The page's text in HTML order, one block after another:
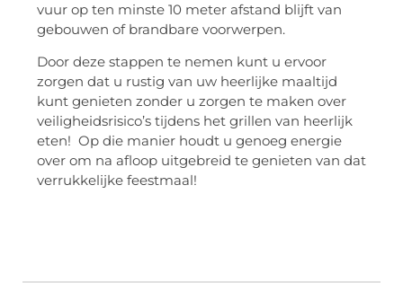
vuur op ten minste 10 meter afstand blijft van
gebouwen of brandbare voorwerpen.
Door deze stappen te nemen kunt u ervoor
zorgen dat u rustig van uw heerlijke maaltijd
kunt genieten zonder u zorgen te maken over
veiligheidsrisico’s tijdens het grillen van heerlijk
eten! Op die manier houdt u genoeg energie
over om na afloop uitgebreid te genieten van dat
verrukkelijke feestmaal!